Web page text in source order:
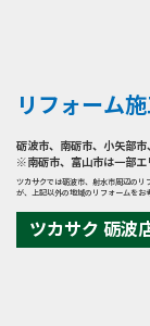
り付ける事
アをお選び
ました。扉カ
ノルディック
です。 ツカ
ールームに
ただいた際
調のデザイ
チンをスタ
ュなイメー
します。 キッチン
カウンターと
ロアキャビ
ました。キ
く、汚れて
もサッと拭
とができま
た、金属が
るので、マ
がくっつきま
にタオル掛
つけたり、
ット内部を
置もご依頼
ました。 カ
ドはキッチン
にクリナッ
ディアで揃え
た。 キッチ
プボートの
を揃えるこ
を同じ色に
リフォーム
砺波市、 南砺市、 小矢部市、
※南砺市、富山市は一部エ
ツカサクでは砺波市、射水市周辺のリ
が、上記以外の地域のリフォームをお
ツカサク 砺波